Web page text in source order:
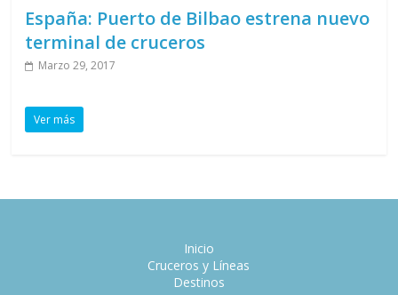
España: Puerto de Bilbao estrena nuevo
terminal de cruceros
Marzo 29, 2017
Ver más
Inicio
Cruceros y Líneas
Destinos